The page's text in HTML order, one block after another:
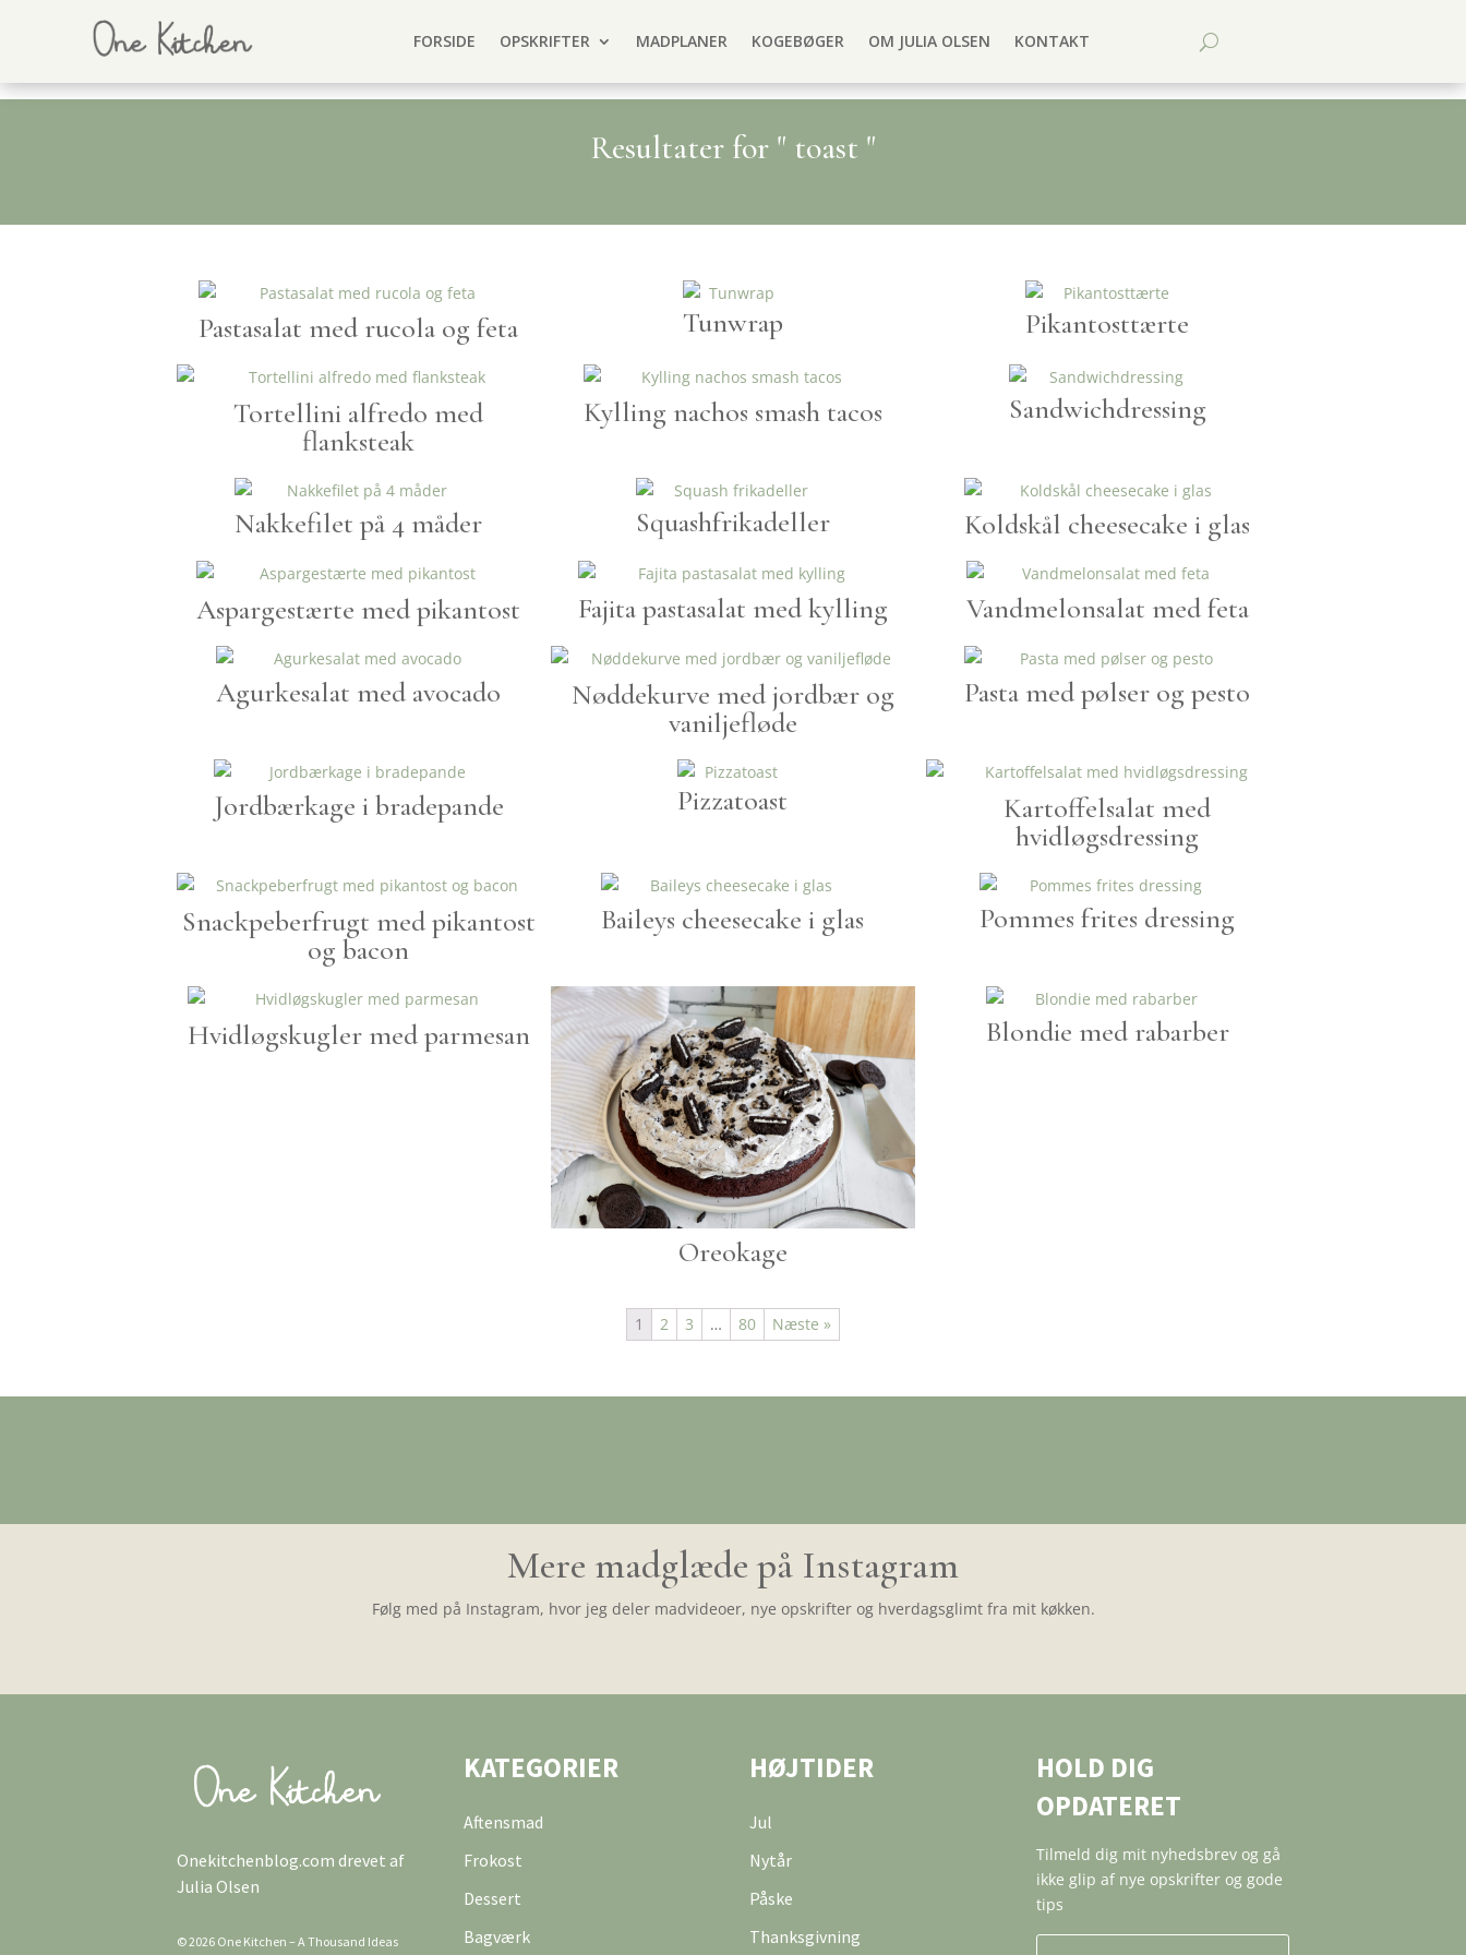
FORSIDE OPSKRIFTER MADPLANER KOGEBØGER OM JULIA OLSEN KONTAKT
Resultater for " toast "
Pastasalat med rucola og feta Tunwrap Pikantosttærte
Tortellini alfredo med
flanksteak
Kylling nachos smash tacos Sandwichdressing
Nakkefilet på 4 måder Squashfrikadeller Koldskål cheesecake i glas
Aspargestærte med pikantost Fajita pastasalat med kylling Vandmelonsalat med feta
Agurkesalat med avocado
Nøddekurve med jordbær og
vaniljefløde
Pasta med pølser og pesto
Jordbærkage i bradepande Pizzatoast
Kartoffelsalat med
hvidløgsdressing
Snackpeberfrugt med pikantost
og bacon
Baileys cheesecake i glas Pommes frites dressing
Hvidløgskugler med parmesan
Oreokage
Blondie med rabarber
1 2 3 … 80 Næste »
Mere madglæde på Instagram
Følg med på Instagram, hvor jeg deler madvideoer, nye opskrifter og hverdagsglimt fra mit køkken.
Onekitchenblog.com drevet af
Julia Olsen
© 2026 One Kitchen – A Thousand Ideas
KATEGORIER
Aftensmad
Frokost
Dessert
Bagværk
HØJTIDER
Jul
Nytår
Påske
Thanksgivning
HOLD DIG
OPDATERET
Tilmeld dig mit nyhedsbrev og gå
ikke glip af nye opskrifter og gode
tips